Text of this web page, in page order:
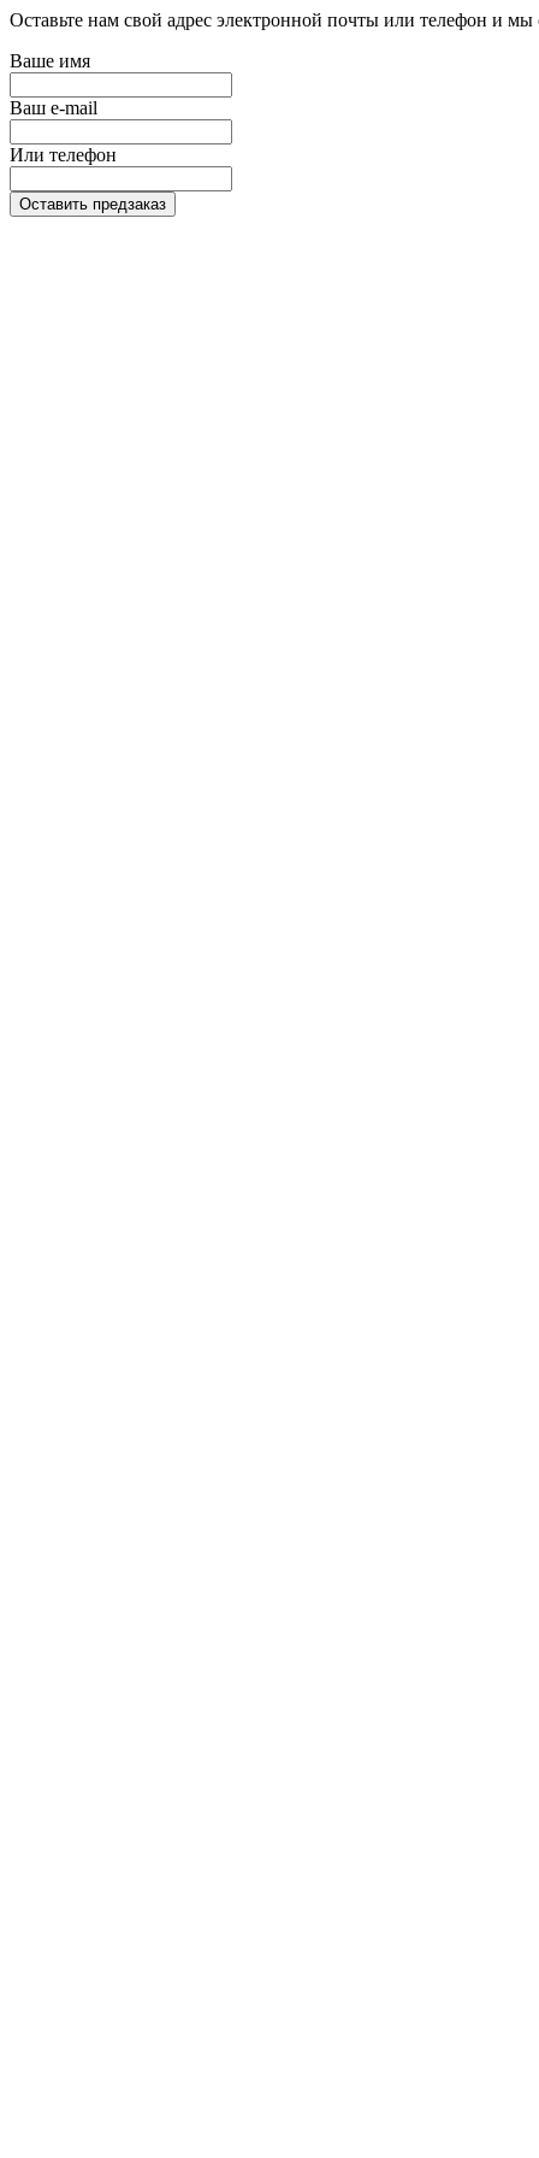
Оставьте нам свой адрес электронной почты или телефон и
Ваше имя
Ваш e-mail
Или телефон